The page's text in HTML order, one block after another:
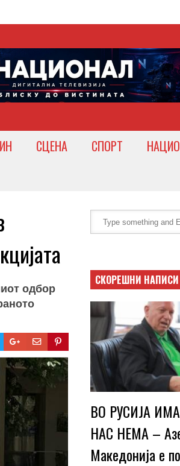
СЦЕНА СПОРТ
одбор
СКОРЕШНИ НАПИСИ
ВО РУСИЈА
НАС НЕМА –
Македонија е